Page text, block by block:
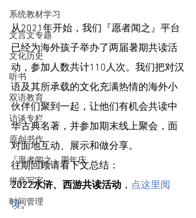
系统教材学习
文言文专题
文化历史
听书
双语教育
访谈专栏
原创书作
『愿者闻之』周年庆
拼音写字
时间管理
从2021年开始，我们『愿者闻之』平台
已经为海外孩子举办了两届暑期共读活
动，参加人数共计110人次。我们把对汉
语及其所承载的文化充满热情的海外小
伙伴们聚到一起，让他们有机会共读中
华古典名著，并参加期末线上聚会，面
对面地互动、展示和做分享。
往期回顾请看下文总结：
2022水浒、西游共读活动 ， 点这里阅
读。